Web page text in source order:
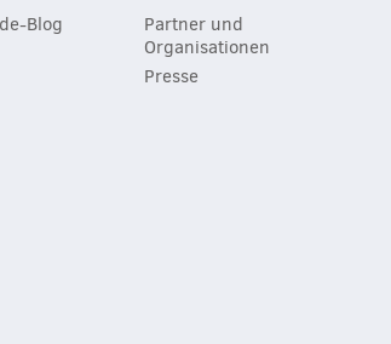
Blog
Partner und
Organisationen
Presse